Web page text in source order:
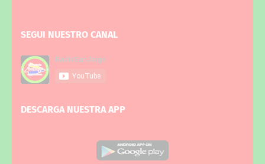
SEGUI NUESTRO CANAL
DESCARGA NUESTRA APP